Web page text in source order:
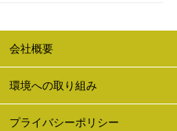
会社概要
環境への取り組み
プライバシーポリシー